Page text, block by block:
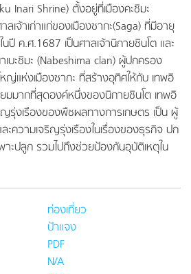
Inari Shrine) ตั้งอยู่ที่เมืองคะชิมะ
เจ้าเก่าแก่ของเมืองซากะ(Saga) ที่มีอายุ
ค.ศ.1687 เป็นศาลเจ้านิกายชินโต และ
เบะชิมะ (Nabeshima clan) ผู้ปกครอง
หญ่แห่งเมืองซากะ ที่สร้างอุทิศให้กับ เทพอิ
มมากที่สุดองค์หนึ่งของนิกายชินโต เทพอิ
รุ่งเรืองของพืชผลทางการเกษตร เป็น ผู้
ะความเจริญรุ่งเรืองในเรื่องของธุรกิจ ปก
ะปลูก รวมไปถึงช่วยป้องกันอุบัติเหตุใน
ท่องเที่ยว
ป้าแจง
PDF
N/A